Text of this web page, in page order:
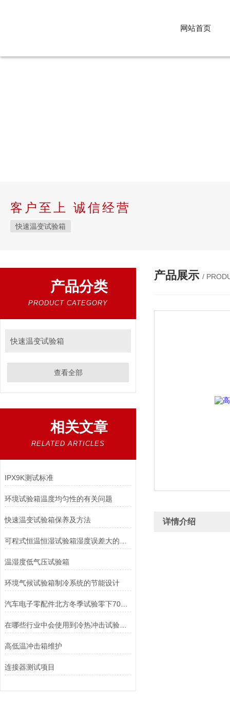
网站首页
客户至上 诚信经营
快速温变试验箱
产品分类
PRODUCT CATEGORY
快速温变试验箱
查看全部
相关文章
RELATED ARTICLES
IPX9K测试标准
环境试验箱温度均匀性的有关问题
快速温变试验箱保养及方法
温湿度低气压试验箱
环境气候试验箱制冷系统的节能设计
汽车电子零配件北方冬季试验零下70度试验
在哪些行业中会使用到冷热冲击试验箱？
高低温冲击箱维护
连接器测试项目
产品展示 /
详情介绍